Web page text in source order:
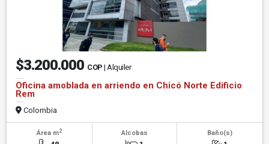
$3.200.000 COP | Alquiler
Oficina amoblada en arriendo en Chicó Norte Edificio
Rem
Colombia
Área m2 Alcobas Baño(s)